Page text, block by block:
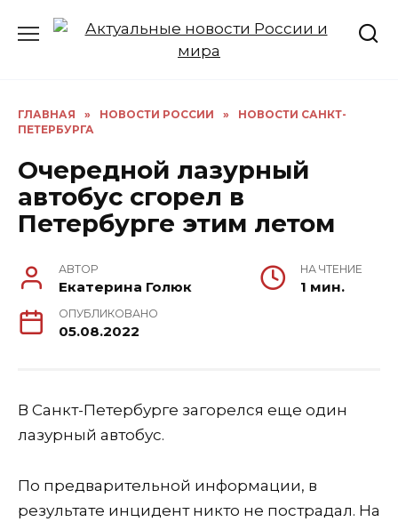
ГЛАВНАЯ » НОВОСТИ РОССИИ »
НОВОСТИ САНКТ-
ПЕТЕРБУРГА
Очередной лазурный
автобус сгорел в
Петербурге этим летом
АВТОР
Екатерина Голюк
НА ЧТЕНИЕ
1 мин.
ОПУБЛИКОВАНО
05.08.2022
В Санкт-Петербурге загорелся еще один
лазурный автобус.
По предварительной информации, в
результате инцидент никто не пострадал. На